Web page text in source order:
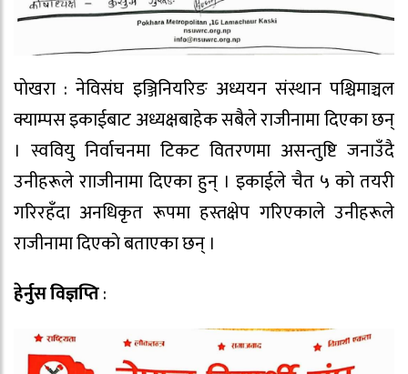
पाेखरा : नेविसंघ इञ्जिनियरिङ अध्ययन संस्थान पश्चिमाञ्चल
क्याम्पस इकाईबाट अध्यक्षबाहेक सबैले राजीनामा दिएका छन्
। स्ववियु निर्वाचनमा टिकट वितरणमा असन्तुष्टि जनाउँदै
उनीहरूले रााजीनामा दिएका हुन् । इकाईले चैत ५ काे तयरी
गरिरहँदा अनधिकृत रूपमा हस्तक्षेप गरिएकाले उनीहरूले
राजीनामा दिएकाे बताएका छन् ।
हेर्नुसविज्ञप्ति: